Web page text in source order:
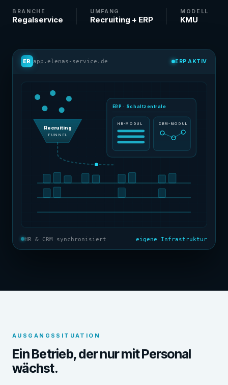
BRANCHE
Regalservice
UMFANG
Recruiting + ERP
MODELL
KMU
ER app.elenas-service.de ERP AKTIV
Recruiting
FUNNEL
ERP · Schaltzentrale
HR-MODUL CRM-MODUL
HR & CRM synchronisiert eigene Infrastruktur
AUSGANGSSITUATION
Ein Betrieb, der nur mit Personal
wächst.